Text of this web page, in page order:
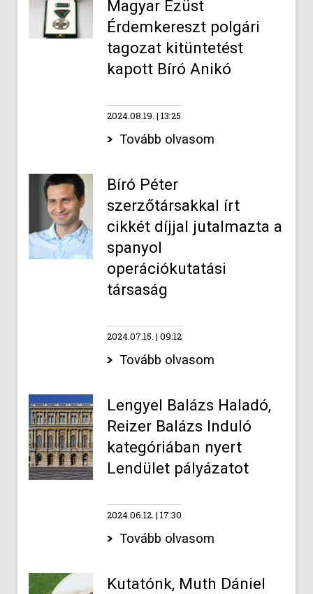
Magyar Ezüst
Érdemkereszt polgári
tagozat kitüntetést
kapott Bíró Anikó
2024.08.19. 13:25
Tovább olvasom
Bíró Péter
szerzőtársakkal írt
cikkét díjjal jutalmazta a
spanyol
operációkutatási
társaság
2024.07.15. 09:12
Tovább olvasom
Lengyel Balázs Haladó,
Reizer Balázs Induló
kategóriában nyert
Lendület pályázatot
2024.06.12. 17:30
Tovább olvasom
Kutatónk, Muth Dániel